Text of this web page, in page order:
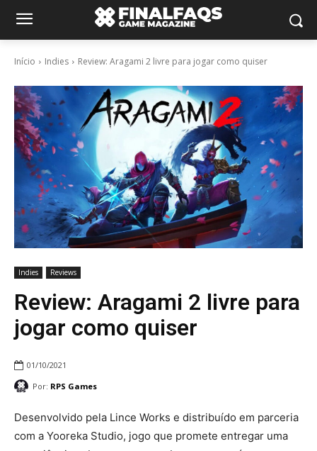
Início Indies Review: Aragami 2 livre para jogar como quiser
Indies Reviews
Review: Aragami 2 livre para
jogar como quiser
01/10/2021
Por: RPS Games
Desenvolvido pela Lince Works e distribuído em parceria
com a Yooreka Studio, jogo que promete entregar uma